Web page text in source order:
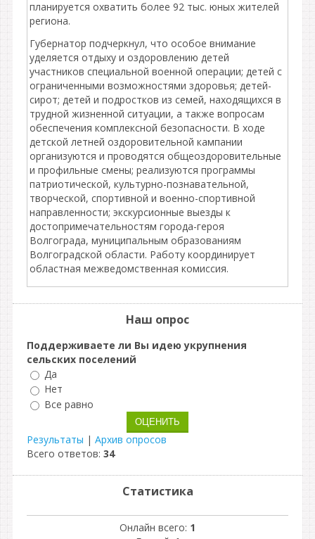
планируется охватить более 92 тыс. юных жителей
региона.
Губернатор подчеркнул, что особое внимание
уделяется отдыху и оздоровлению детей
участников специальной военной операции; детей с
ограниченными возможностями здоровья; детей-
сирот; детей и подростков из семей, находящихся в
трудной жизненной ситуации, а также вопросам
обеспечения комплексной безопасности. В ходе
детской летней оздоровительной кампании
организуются и проводятся общеоздоровительные
и профильные смены; реализуются программы
патриотической, культурно-познавательной,
творческой, спортивной и военно-спортивной
направленности; экскурсионные выезды к
достопримечательностям города-героя
Волгограда, муниципальным образованиям
Волгоградской области. Работу координирует
областная межведомственная комиссия.
Наш опрос
Поддерживаете ли Вы идею укрупнения
сельских поселений
Да
Нет
Все равно
Результаты | Архив опросов
Всего ответов: 34
Статистика
Онлайн всего: 1